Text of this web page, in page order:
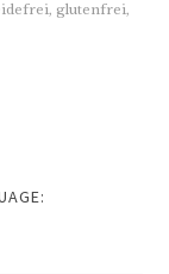
, glutenfrei,